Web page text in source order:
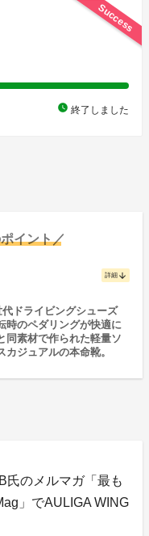
Success
watch_later 終了しました
イント／
詳細 arrow_downward
ドライビングシューズ
時のペダリングが快適に
同素材で作られた軽量ソ
ジュアルの本命靴。
のメルマガ「最も
」でAULIGA WING